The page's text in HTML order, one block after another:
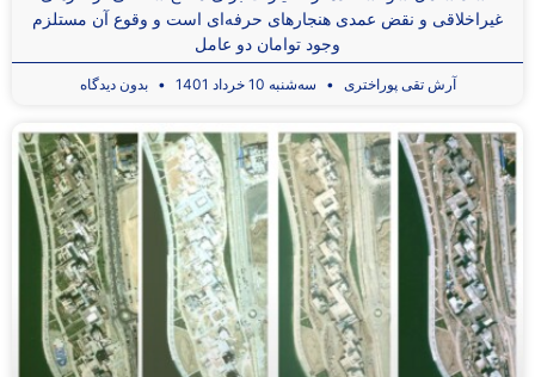
غیراخلاقی و نقض عمدی هنجارهای حرفه‌ای است و وقوع آن مستلزم
وجود توامان دو عامل
آرش تقی ‌پوراختری سه‌شنبه 10 خرداد 1401 بدون دیدگاه